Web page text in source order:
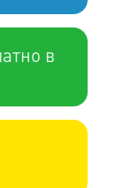
в